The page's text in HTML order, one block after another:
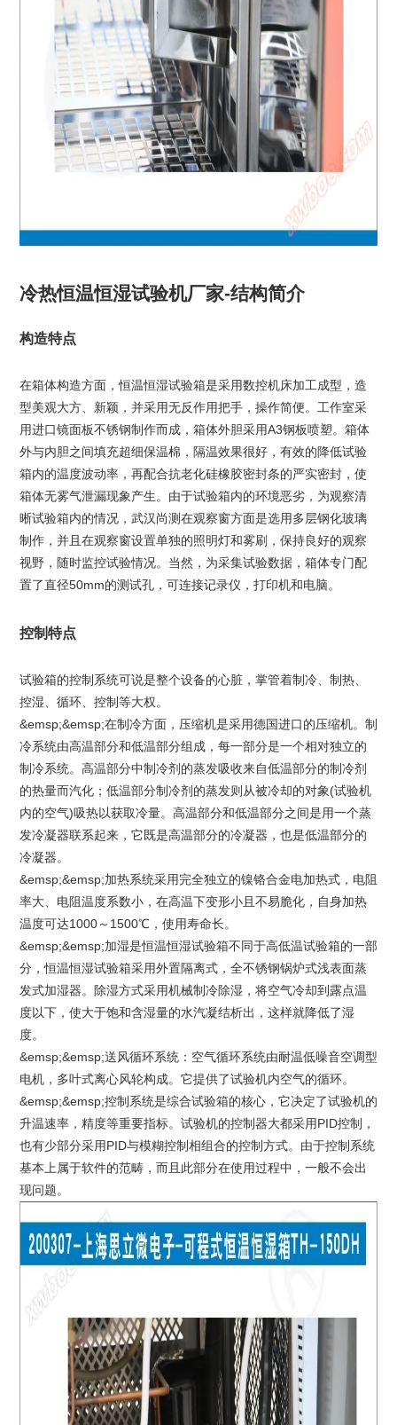
冷热恒温恒湿试验机厂家-结构简介
构造特点
在箱体构造方面，恒温恒湿试验箱是采用数控机床加工成型，造
型美观大方、新颖，并采用无反作用把手，操作简便。工作室采
用进口镜面板不锈钢制作而成，箱体外胆采用A3钢板喷塑。箱体
外与内胆之间填充超细保温棉，隔温效果很好，有效的降低试验
箱内的温度波动率，再配合抗老化硅橡胶密封条的严实密封，使
箱体无雾气泄漏现象产生。由于试验箱内的环境恶劣，为观察清
晰试验箱内的情况，武汉尚测在观察窗方面是选用多层钢化玻璃
制作，并且在观察窗设置单独的照明灯和雾刷，保持良好的观察
视野，随时监控试验情况。当然，为采集试验数据，箱体专门配
置了直径50mm的测试孔，可连接记录仪，打印机和电脑。
控制特点
试验箱的控制系统可说是整个设备的心脏，掌管着制冷、制热、
控湿、循环、控制等大权。
&emsp;&emsp;在制冷方面，压缩机是采用德国进口的压缩机。制
冷系统由高温部分和低温部分组成，每一部分是一个相对独立的
制冷系统。高温部分中制冷剂的蒸发吸收来自低温部分的制冷剂
的热量而汽化；低温部分制冷剂的蒸发则从被冷却的对象(试验机
内的空气)吸热以获取冷量。高温部分和低温部分之间是用一个蒸
发冷凝器联系起来，它既是高温部分的冷凝器，也是低温部分的
冷凝器。
&emsp;&emsp;加热系统采用完全独立的镍铬合金电加热式，电阻
率大、电阻温度系数小，在高温下变形小且不易脆化，自身加热
温度可达1000～1500℃，使用寿命长。
&emsp;&emsp;加湿是恒温恒湿试验箱不同于高低温试验箱的一部
分，恒温恒湿试验箱采用外置隔离式，全不锈钢锅炉式浅表面蒸
发式加湿器。除湿方式采用机械制冷除湿，将空气冷却到露点温
度以下，使大于饱和含湿量的水汽凝结析出，这样就降低了湿
度。
&emsp;&emsp;送风循环系统：空气循环系统由耐温低噪音空调型
电机，多叶式离心风轮构成。它提供了试验机内空气的循环。
&emsp;&emsp;控制系统是综合试验箱的核心，它决定了试验机的
升温速率，精度等重要指标。试验机的控制器大都采用PID控制，
也有少部分采用PID与模糊控制相组合的控制方式。由于控制系统
基本上属于软件的范畴，而且此部分在使用过程中，一般不会出
现问题。